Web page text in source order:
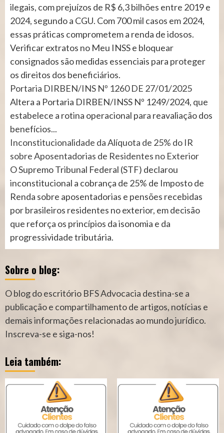
ilegais, com prejuízos de R$ 6,3 bilhões entre 2019 e
2024, segundo a CGU. Com 700 mil casos em 2024,
essas práticas comprometem a renda de idosos.
Verificar extratos no Meu INSS e bloquear
consignados são medidas essenciais para proteger
os direitos dos beneficiários.
Portaria DIRBEN/INS Nº 1260 DE 27/01/2025
Altera a Portaria DIRBEN/INSS Nº 1249/2024, que
estabelece a rotina operacional para reavaliação dos
benefícios...
Inconstitucionalidade da Alíquota de 25% do IR
sobre Aposentadorias de Residentes no Exterior
O Supremo Tribunal Federal (STF) declarou
inconstitucional a cobrança de 25% de Imposto de
Renda sobre aposentadorias e pensões recebidas
por brasileiros residentes no exterior, em decisão
que reforça os princípios da isonomia e da
progressividade tributária.
Sobre o blog:
O blog do escritório BFS Advocacia destina-se a
publicação e compartilhamento de artigos, notícias e
demais informações relacionadas ao mundo jurídico.
Inscreva-se e siga-nos!
Leia também: